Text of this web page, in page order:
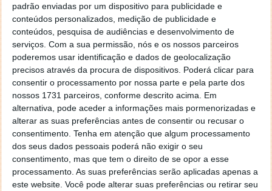
padrão enviadas por um dispositivo para publicidade e
conteúdos personalizados, medição de publicidade e
conteúdos, pesquisa de audiências e desenvolvimento de
serviços. Com a sua permissão, nós e os nossos parceiros
poderemos usar identificação e dados de geolocalização
precisos através da procura de dispositivos. Poderá clicar para
consentir o processamento por nossa parte e pela parte dos
nossos 1731 parceiros, conforme descrito acima. Em
alternativa, pode aceder a informações mais pormenorizadas e
alterar as suas preferências antes de consentir ou recusar o
consentimento. Tenha em atenção que algum processamento
dos seus dados pessoais poderá não exigir o seu
consentimento, mas que tem o direito de se opor a esse
processamento. As suas preferências serão aplicadas apenas a
este website. Você pode alterar suas preferências ou retirar seu
Exército dos EUA usa a IA Claude para
atacar a Venezuela e capturar Maduro